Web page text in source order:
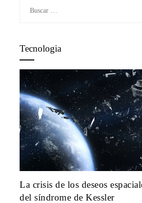
Tecnologia
La crisis de los deseos
del síndrome de Kessler